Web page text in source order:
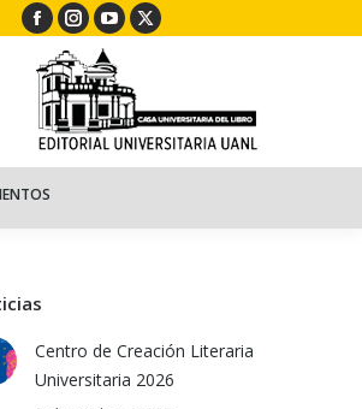
Facebook
page
opens
in
new
window
Instagram
page
opens
in
new
YouTube
page
opens
in
new
X
in
new
Centro de Creación Literaria
Universitaria 2026
RECONOCIMIENTOS